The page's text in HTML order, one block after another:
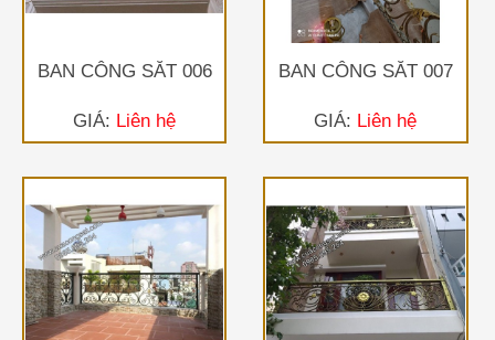
BAN CÔNG SẮT 006
GIÁ: Liên hệ
BAN CÔNG SẮT 007
GIÁ: Liên hệ